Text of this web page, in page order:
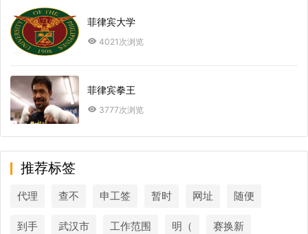
菲律宾大学
4021次浏览
菲律宾拳王
3777次浏览
推荐标签
代理 查不 申工签 暂时 网址 随便
到手 武汉市 工作范围 明（ 赛换新